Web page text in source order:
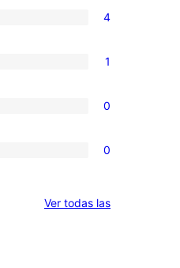
4
1
0
0
Ver todas lasvaloraciones